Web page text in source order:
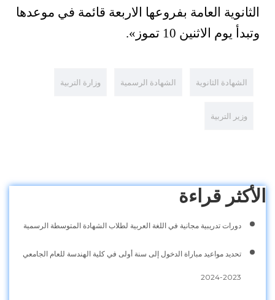
الثانوية العامة بفروعها الاربعة قائمة في موعدها
وتبدأ يوم الاثنين 10 تموز».
الشهادة الثانوية الشهادة الرسمية وزارة التربية
وزير التربية
الأكثر قراءة
دورات تدريبية مجانية في اللغة العربية لطلاب الشهادة المتوسطة الرسمية
تحديد مواعيد مباراة الدخول إلى سنة أولى في كلية الهندسة للعام الجامعي
2023-2024